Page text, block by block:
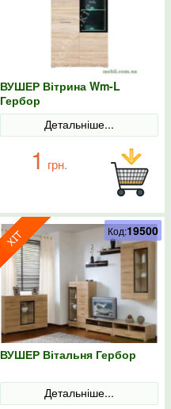
ВУШЕР Вітрина Wm-L
Гербор
Детальніше...
1 грн.
ВУШЕР Вітальня Гербор
Детальніше...
Код:19500